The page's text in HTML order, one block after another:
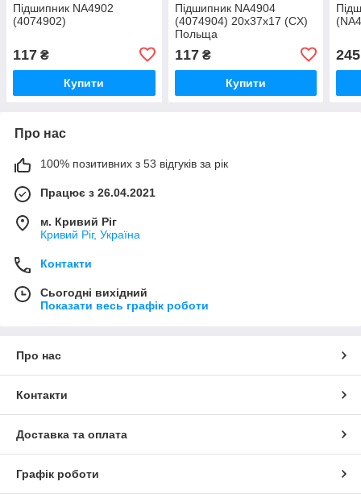
Підшипник NA4902
(4074902)
117 ₴
Купити
Підшипник NA4904
(4074904) 20х37х17 (CX)
Польща
117₴
Купити
245
Про нас
100% позитивних з 53 відгуків за рік
Працює з 26.04.2021
м. Кривий Ріг
Кривий Ріг, Україна
Контакти
Сьогодні вихідний
Показати весь графік роботи
Про нас
Контакти
Доставка та оплата
Графік роботи